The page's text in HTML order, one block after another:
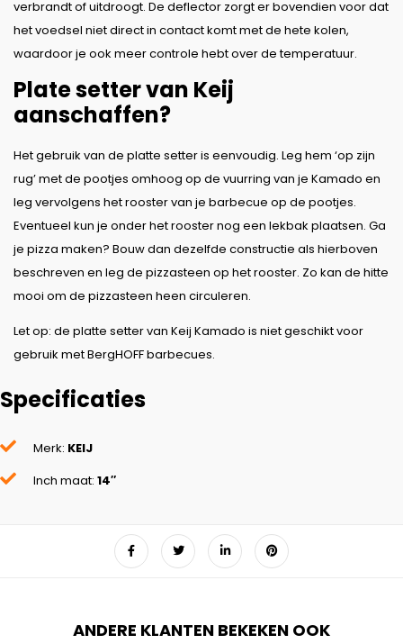
verbrandt of uitdroogt. De deflector zorgt er bovendien voor dat
het voedsel niet direct in contact komt met de hete kolen,
waardoor je ook meer controle hebt over de temperatuur.
Plate setter van Keij
aanschaffen?
Het gebruik van de platte setter is eenvoudig. Leg hem ‘op zijn
rug’ met de pootjes omhoog op de vuurring van je Kamado en
leg vervolgens het rooster van je barbecue op de pootjes.
Eventueel kun je onder het rooster nog een lekbak plaatsen. Ga
je pizza maken? Bouw dan dezelfde constructie als hierboven
beschreven en leg de pizzasteen op het rooster. Zo kan de hitte
mooi om de pizzasteen heen circuleren.
Let op: de platte setter van Keij Kamado is niet geschikt voor
gebruik met BergHOFF barbecues.
Specificaties
Merk: KEIJ
Inch maat: 14″